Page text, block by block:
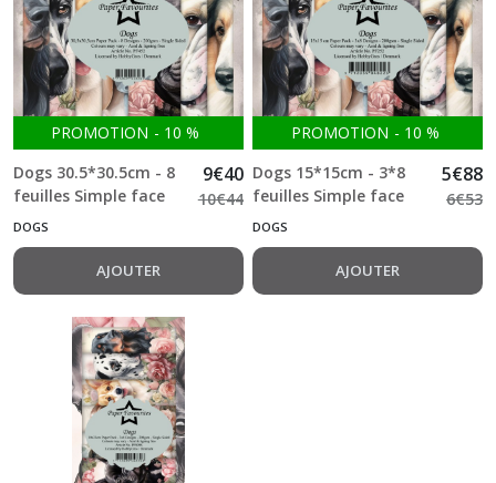
PROMOTION - 10 %
Dogs 30.5*30.5cm - 8
feuilles Simple face
200g Paper Favourites
9€40
10€44
DOGS
AJOUTER
PROMOTION - 10 %
Dogs 15*15cm - 3*8
feuilles Simple face
200g Paper Favourites
5€88
6€53
DOGS
AJOUTER
Halloween
(1)
Cats
(3)
Happy
Birthday
(3)
Pirates
(5)